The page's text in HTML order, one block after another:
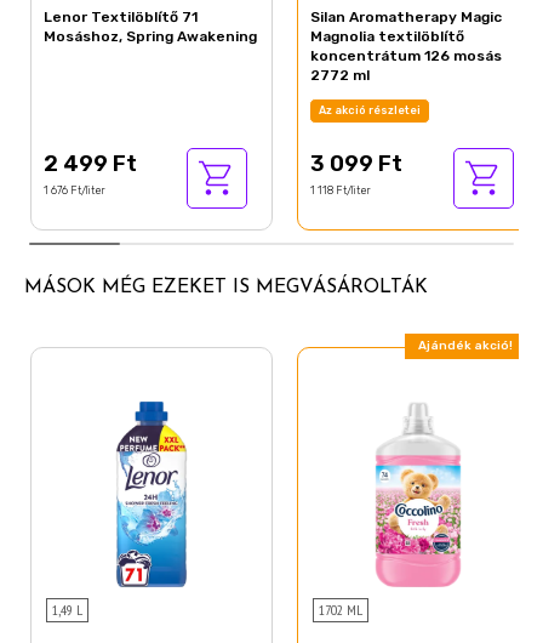
Lenor Textilöblítő 71
Mosáshoz, Spring Awakening
2 499 Ft
1 676 Ft/liter
Silan Aromatherapy Magic
Magnolia textilöblítő
koncentrátum 126 mosás
2772 ml
Az akció részletei
3 099 Ft
1 118 Ft/liter
MÁSOK MÉG EZEKET IS MEGVÁSÁROLTÁK
1,49 L
Ajándék akció!
1702 ML